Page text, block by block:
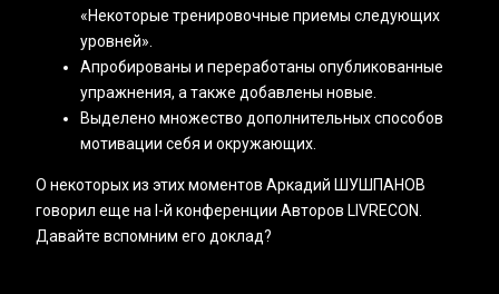
«‎Некоторые тренировочные приемы следующих
уровней».
Апробированы и переработаны опубликованные
упражнения, а также добавлены новые.
Выделено множество дополнительных способов
мотивации себя и окружающих.
О некоторых из этих моментов Аркадий ШУШПАНОВ
говорил еще на I-й конференции Авторов LIVRECON.
Давайте вспомним его доклад?